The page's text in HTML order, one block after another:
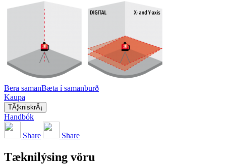
Bera samanBæta í samanburð
Kaupa
TÃ¦kniskrÃ¡
Handbók
Share Share
Tæknilýsing vöru